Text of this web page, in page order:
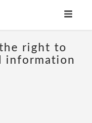
right to
information